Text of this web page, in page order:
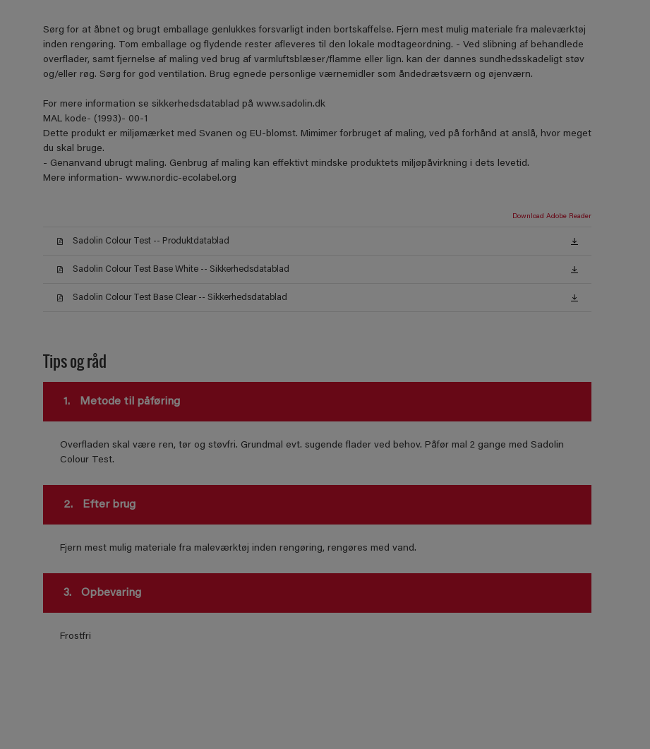
Sørg for at åbnet og brugt emballage genlukkes forsvarligt inden bortskaffelse. Fjern mest mulig materiale fra maleværktøj
inden rengøring. Tom emballage og flydende rester afleveres til den lokale modtageordning. - Ved slibning af behandlede
overflader, samt fjernelse af maling ved brug af varmluftsblæser/flamme eller lign. kan der dannes sundhedsskadeligt støv
og/eller røg. Sørg for god ventilation. Brug egnede personlige værnemidler som åndedrætsværn og øjenværn.
For mere information se sikkerhedsdatablad på www.sadolin.dk
MAL kode- (1993)- 00-1
Dette produkt er miljømærket med Svanen og EU-blomst. Mimimer forbruget af maling, ved på forhånd at anslå, hvor meget
du skal bruge.
- Genanvand ubrugt maling. Genbrug af maling kan effektivt mindske produktets miljøpåvirkning i dets levetid.
Mere information- www.nordic-ecolabel.org
Download Adobe Reader
Sadolin Colour Test -- Produktdatablad
Sadolin Colour Test Base White -- Sikkerhedsdatablad
Sadolin Colour Test Base Clear -- Sikkerhedsdatablad
Tips og råd
1. Metode til påføring
Overfladen skal være ren, tør og støvfri. Grundmal evt. sugende flader ved behov. Påfør mal 2 gange med Sadolin
Colour Test.
2. Efter brug
Fjern mest mulig materiale fra maleværktøj inden rengøring, rengøres med vand.
3. Opbevaring
Frostfri